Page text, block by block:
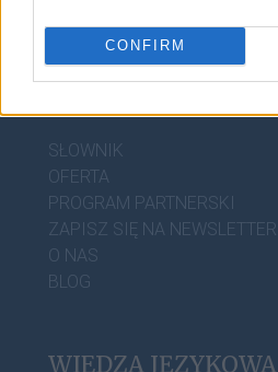
CONFIRM
SŁOWNIK
OFERTA
PROGRAM PARTNERSKI
ZAPISZ SIĘ NA NEWSLETTER
O NAS
BLOG
WIEDZA JĘZYKOWA